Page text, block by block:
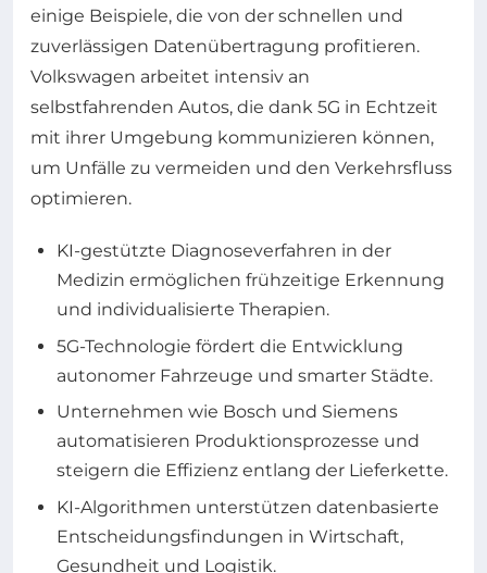
einige Beispiele, die von der schnellen und
zuverlässigen Datenübertragung profitieren.
Volkswagen arbeitet intensiv an
selbstfahrenden Autos, die dank 5G in Echtzeit
mit ihrer Umgebung kommunizieren können,
um Unfälle zu vermeiden und den Verkehrsfluss
optimieren.
KI-gestützte Diagnoseverfahren in der
Medizin ermöglichen frühzeitige Erkennung
und individualisierte Therapien.
5G-Technologie fördert die Entwicklung
autonomer Fahrzeuge und smarter Städte.
Unternehmen wie Bosch und Siemens
automatisieren Produktionsprozesse und
steigern die Effizienz entlang der Lieferkette.
KI-Algorithmen unterstützen datenbasierte
Entscheidungsfindungen in Wirtschaft,
Gesundheit und Logistik.